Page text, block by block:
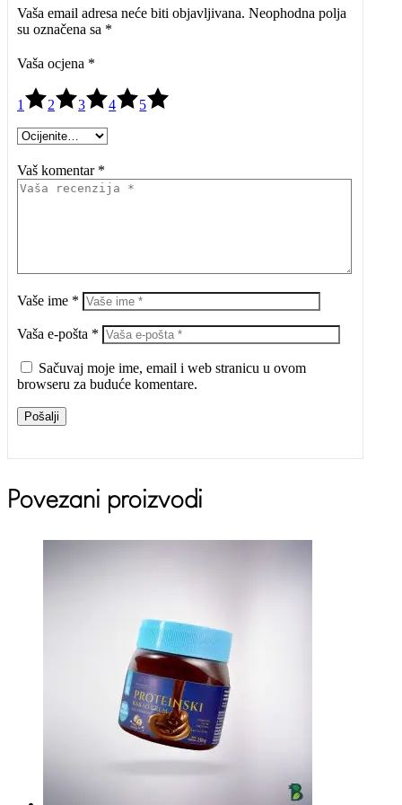
Vaša email adresa neće biti objavljivana. Neophodna polja
su označena sa *
Vaša ocjena *
1 2 3 4 5
Vaš komentar *
Vaše ime *
Vaša e-pošta *
Sačuvaj moje ime, email i web stranicu u ovom
browseru za buduće komentare.
Pošalji
Povezani proizvodi